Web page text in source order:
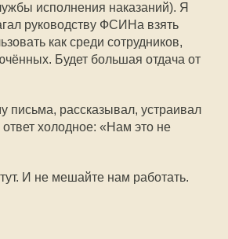
исполнения наказаний). Я
руководству ФСИНа взять
как среди сотрудников,
Будет большая отдача от
письма, рассказывал, устраивал
ответ холодное: «Нам это не
И не мешайте нам работать.